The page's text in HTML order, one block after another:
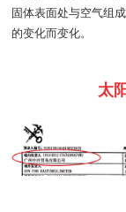
固体表面处与空气组
的变化而变化。
太